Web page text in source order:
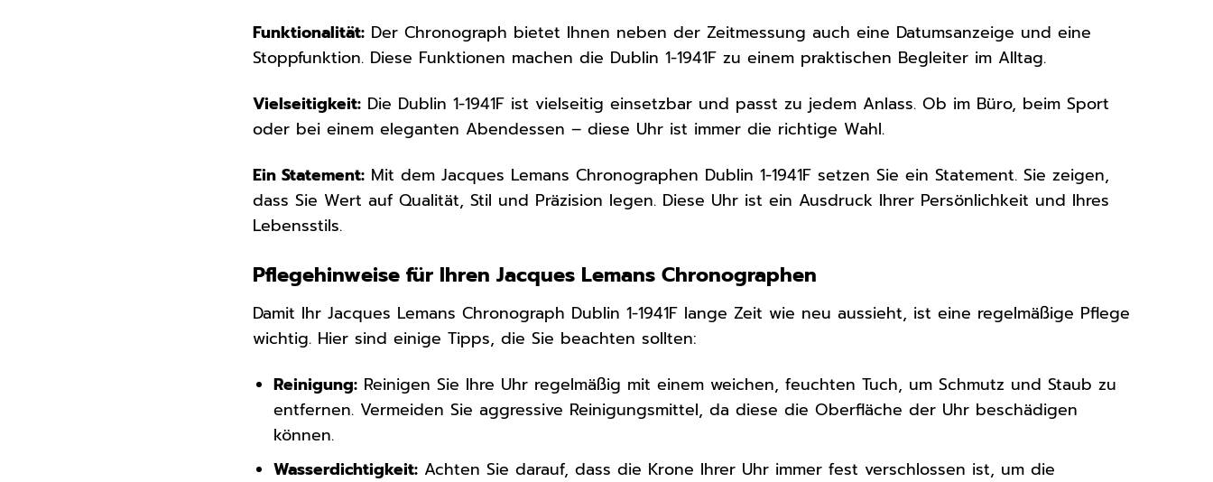
Funktionalität: Der Chronograph bietet Ihnen neben der Zeitmessung auch eine Datumsanzeige und eine
Stoppfunktion. Diese Funktionen machen die Dublin 1-1941F zu einem praktischen Begleiter im Alltag.
Vielseitigkeit: Die Dublin 1-1941F ist vielseitig einsetzbar und passt zu jedem Anlass. Ob im Büro, beim Sport
oder bei einem eleganten Abendessen – diese Uhr ist immer die richtige Wahl.
Ein Statement: Mit dem Jacques Lemans Chronographen Dublin 1-1941F setzen Sie ein Statement. Sie zeigen,
dass Sie Wert auf Qualität, Stil und Präzision legen. Diese Uhr ist ein Ausdruck Ihrer Persönlichkeit und Ihres
Lebensstils.
Pflegehinweise für Ihren Jacques Lemans Chronographen
Damit Ihr Jacques Lemans Chronograph Dublin 1-1941F lange Zeit wie neu aussieht, ist eine regelmäßige Pflege
wichtig. Hier sind einige Tipps, die Sie beachten sollten:
Reinigung: Reinigen Sie Ihre Uhr regelmäßig mit einem weichen, feuchten Tuch, um Schmutz und Staub zu
entfernen. Vermeiden Sie aggressive Reinigungsmittel, da diese die Oberfläche der Uhr beschädigen
können.
Wasserdichtigkeit: Achten Sie darauf, dass die Krone Ihrer Uhr immer fest verschlossen ist, um die